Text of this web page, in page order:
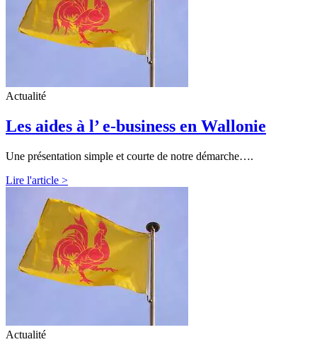
Actualité
Les aides à l’ e-business en Wallonie
Une présentation simple et courte de notre démarche….
Lire l'article >
Actualité